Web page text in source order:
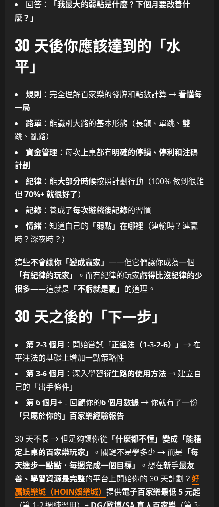
回答：
「我最大的弱點是什麼？下個月要改善什
麼？」
30 天後你應該達到的「水
平」
規則 ：完全理解百家樂的發牌和點數計算 →看懂每
一局
路單 ：能識別大路的基本形態（長龍、單跳、雙
跳、亂路）
資金管理 ：每次上桌都有明確的停損、停利和注碼
計劃
紀律 ：能大部分時候按照計劃行動（100% 做到很難
但 70%+ 就很好了）
記錄 ：養成了每次遊戲後記錄的習慣
情緒 ：知道自己的 「弱點」在哪裡 （連輸時？連贏
時？深夜時？）
這些不會讓你「變成贏家」 ——但它們讓你成為一個
「有紀律的玩家」
。而有紀律的玩家虧得比沒紀律的少
很多——這就是 「不虧就是贏」 的道理。
30 天之後的「下一步」
第 2-3 個月 ：開始嘗試 「正追法（1-3-2-6）」 → 在
平注法的基礎上增加一點策略性
第 3-6 個月 ：深入學習衍生路的使用方法 → 建立自
己的「出手條件」
第 6 個月+ ：回顧你的6 個月數據→ 你就有了一份
「只屬於你的」百家樂經驗報告
30 天不長 → 但足夠讓你從 「什麼都不懂」變成「能穩
定上桌的百家樂玩家」
。關鍵不是學多少 → 而是 「每
天進步一點點、每週完成一個目標」
。想在新手最友
善、學習資源最完整的平台上開始你的 30 天計劃？好
贏娛樂城（HOIN娛樂城） 提供電子百家樂最低 5 元起